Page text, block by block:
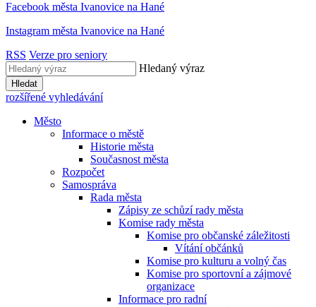
Facebook města Ivanovice na Hané
Instagram města Ivanovice na Hané
RSS Verze pro seniory
Hledaný výraz
Hledat
rozšířené vyhledávání
Město
Informace o městě
Historie města
Současnost města
Rozpočet
Samospráva
Rada města
Zápisy ze schůzí rady města
Komise rady města
Komise pro občanské záležitosti
Vítání občánků
Komise pro kulturu a volný čas
Komise pro sportovní a zájmové
organizace
Informace pro radní